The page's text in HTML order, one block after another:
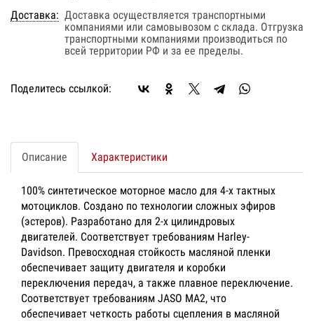
Доставка: Доставка осуществляется транспортными
компаниями или самовывозом с склада. Отгрузка
транспортными компаниями производиться по
всей территории РФ и за ее пределы.
Поделитесь ссылкой:
Описание Характеристики
100% синтетическое моторное масло для 4-х тактных
мотоциклов. Создано по технологии сложных эфиров
(эстеров). Разработано для 2-х цилиндровых
двигателей. Соответствует требованиям Harley-
Davidson. Превосходная стойкость масляной пленки
обеспечивает защиту двигателя и коробки
переключения передач, а также плавное переключение.
Соответствует требованиям JASO MA2, что
обеспечивает четкость работы сцепления в масляной